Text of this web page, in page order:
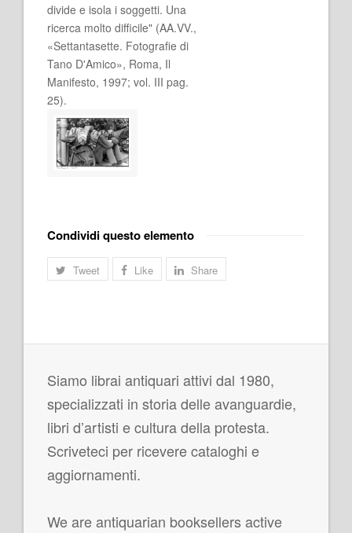
divide e isola i soggetti. Una
ricerca molto difficile" (AA.VV.,
«Settantasette. Fotografie di
Tano D'Amico», Roma, Il
Manifesto, 1997; vol. III pag.
25).
Condividi questo elemento
Tweet Like Share
Siamo librai antiquari attivi dal 1980,
specializzati in storia delle avanguardie,
libri d’artisti e cultura della protesta.
Scriveteci per ricevere cataloghi e
aggiornamenti.
We are antiquarian booksellers active